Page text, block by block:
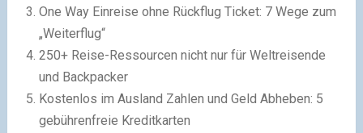
One Way Einreise ohne Rückflug Ticket: 7 Wege zum
„Weiterflug“
250+ Reise-Ressourcen nicht nur für Weltreisende
und Backpacker
Kostenlos im Ausland Zahlen und Geld Abheben: 5
gebührenfreie Kreditkarten